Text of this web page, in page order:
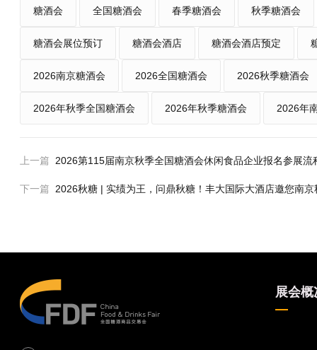
糖酒会 全国糖酒会 春季糖酒会 秋季糖酒会
糖酒会展位预订 糖酒会酒店 糖酒会酒店预定
2026南京糖酒会 2026全国糖酒会 2026秋季糖酒会
2026年秋季全国糖酒会 2026年秋季糖酒会 2026年
上一篇 2026第115届南京秋季全国糖酒会休闲食品企业报名参展流
下一篇 2026秋糖 | 实绩为王，问鼎秋糖！丰大国际大酒店邀您南
展会概